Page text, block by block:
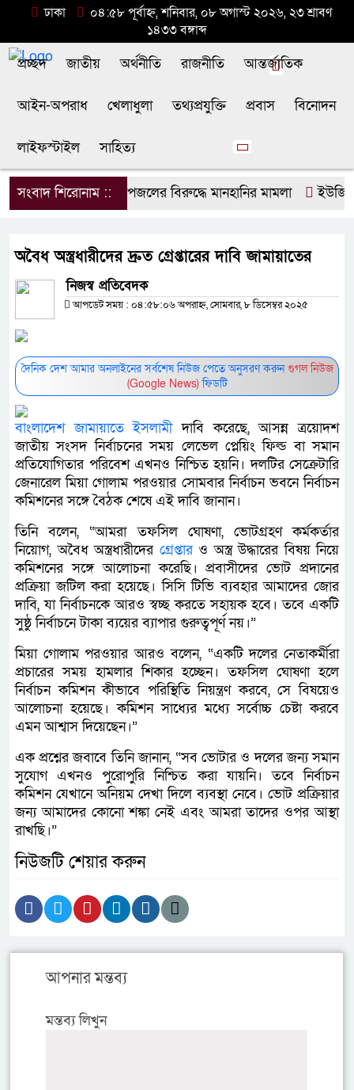
ঢাকা
০৪:৫৮ পূর্বাহ্ন, শনিবার, ০৮ অগাস্ট ২০২৬, ২৩ শ্রাবণ
১৪৩৩ বঙ্গাব্দ
প্রচ্ছদ জাতীয় অর্থনীতি রাজনীতি আন্তর্জাতিক
আইন-অপরাধ খেলাধুলা তথ্যপ্রযুক্তি প্রবাস বিনোদন
লাইফস্টাইল সাহিত্য
সংবাদ শিরোনাম ::ডিপজলের বিরুদ্ধে মানহানির মামলা
অবৈধ অস্ত্রধারীদের দ্রুত গ্রেপ্তারের দাবি জামায়াতের
নিজস্ব প্রতিবেদক
আপডেট সময় : ০৪:৫৮:০৬ অপরাহ্ন, সোমবার, ৮ ডিসেম্বর ২০২৫
দৈনিক দেশ আমার অনলাইনের সর্বশেষ নিউজ পেতে অনুসরণ করুনগুগল নিউজ
(Google News)ফিডটি
বাংলাদেশ জামায়াতে ইসলামীদাবি করেছে, আসন্ন ত্রয়োদশ
জাতীয় সংসদ নির্বাচনের সময় লেভেল প্লেয়িং ফিল্ড বা সমান
প্রতিযোগিতার পরিবেশ এখনও নিশ্চিত হয়নি। দলটির সেক্রেটারি
জেনারেল মিয়া গোলাম পরওয়ার সোমবার নির্বাচন ভবনে নির্বাচন
কমিশনের সঙ্গে বৈঠক শেষে এই দাবি জানান।
তিনি বলেন, “আমরা তফসিল ঘোষণা, ভোটগ্রহণ কর্মকর্তার
নিয়োগ, অবৈধ অস্ত্রধারীদের গ্রেপ্তারও অস্ত্র উদ্ধারের বিষয় নিয়ে
কমিশনের সঙ্গে আলোচনা করেছি। প্রবাসীদের ভোট প্রদানের
প্রক্রিয়া জটিল করা হয়েছে। সিসি টিভি ব্যবহার আমাদের জোর
দাবি, যা নির্বাচনকে আরও স্বচ্ছ করতে সহায়ক হবে। তবে একটি
সুষ্ঠু নির্বাচনে টাকা ব্যয়ের ব্যাপার গুরুত্বপূর্ণ নয়।”
মিয়া গোলাম পরওয়ার আরও বলেন, “একটি দলের নেতাকর্মীরা
প্রচারের সময় হামলার শিকার হচ্ছেন। তফসিল ঘোষণা হলে
নির্বাচন কমিশন কীভাবে পরিস্থিতি নিয়ন্ত্রণ করবে, সে বিষয়েও
আলোচনা হয়েছে। কমিশন সাধ্যের মধ্যে সর্বোচ্চ চেষ্টা করবে
এমন আশ্বাস দিয়েছেন।”
এক প্রশ্নের জবাবে তিনি জানান, “সব ভোটার ও দলের জন্য সমান
সুযোগ এখনও পুরোপুরি নিশ্চিত করা যায়নি। তবে নির্বাচন
কমিশন যেখানে অনিয়ম দেখা দিলে ব্যবস্থা নেবে। ভোট প্রক্রিয়ার
জন্য আমাদের কোনো শঙ্কা নেই এবং আমরা তাদের ওপর আস্থা
রাখছি।”
নিউজটি শেয়ার করুন
আপনার মন্তব্য
মন্তব্য লিখুন